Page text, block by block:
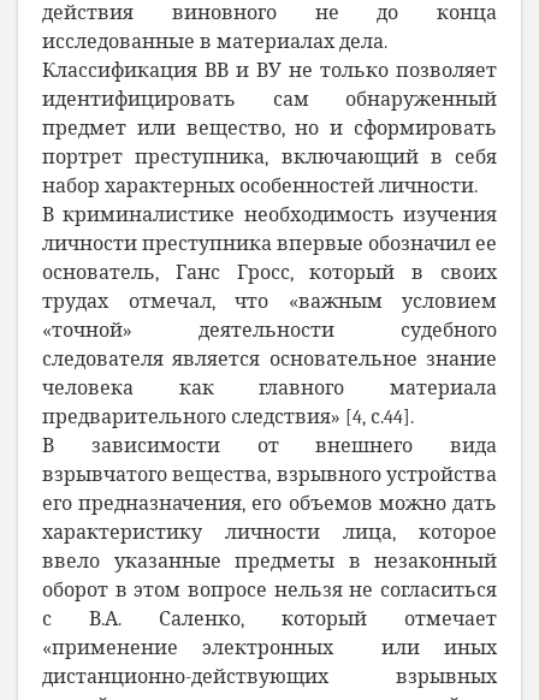
действия виновного недо конца
исследованные в материалах дела.
Классификация ВВ и ВУ не только позволяет
идентифицировать сам обнаруженный
предмет или вещество, но и сформировать
портрет преступника, включающий в себя
набор характерных особенностей личности.
В криминалистике необходимость изучения
личности преступника впервые обозначил ее
основатель, Ганс Гросс, который в своих
трудах отмечал, что «важным условием
«точной» деятельности судебного
следователя является основательное знание
человека как главного материала
предварительного следствия» [4, с.44].
В зависимости от внешнего вида
взрывчатого вещества, взрывного устройства
его предназначения, его объемов можно дать
характеристику личности лица, которое
ввело указанные предметы в незаконный
оборот в этом вопросе нельзя не согласиться
с В.А. Саленко, который отмечает
«применение электронных или иных
дистанционно-действующих взрывных